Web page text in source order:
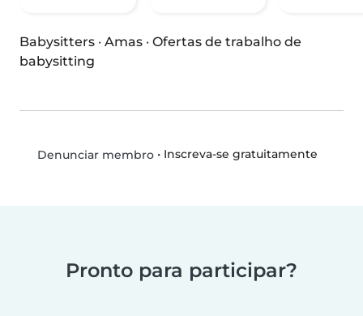
Babysitters · Amas · Ofertas de trabalho de
babysitting
Denunciar membro• Inscreva-se gratuitamente
Pronto para participar?